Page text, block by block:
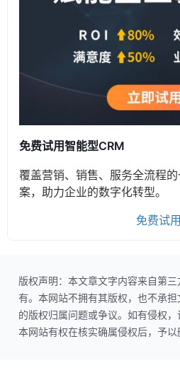
免费试用智能型CRM
覆盖营销、销售、服务全流程
案，助力企业的数字化转型。
免费试用
版权声明：本文章文字内容来自第
有。本网站不拥有其版权，也不承
的版权归属问题或争议。如有侵权，
本网站有权在核实确属侵权后，予以